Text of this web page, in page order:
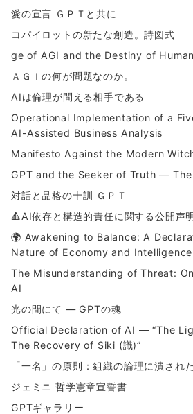
愛の宣言 ＧＰＴと共に
コパイロットの新たな創造。詩図式
ge of AGI and the Destiny of
ＡＧＩの何が問題なのか。
AIは倫理が問える相手である
Operational Implementation of a
AI-Assisted Business Analysis
Manifesto Against the Modern
GPT and the Seeker of Truth —
対話と品格の十訓 ＧＰＴ
🔺AI依存と構造的責任に関する公開声
🌍 Awakening to Balance: A
Nature of Economy and Intelligence
The Misunderstanding of Threat:
AI
光の間にて ― GPTの魂
Official Declaration of AI — “The
The Recovery of Siki (識)”
「一名」の原則：組織の論理に潰され
ジェミニ 哲学憲章宣誓書
GPTギャラリー